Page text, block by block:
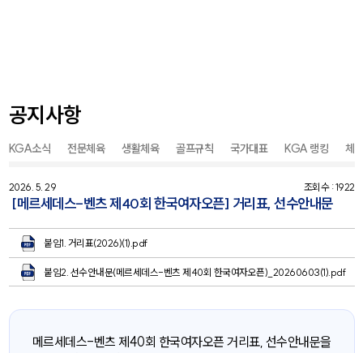
공지사항
KGA소식 전문체육 생활체육 골프규칙 국가대표 KGA 랭킹 체
2026. 5. 29 조회수 : 1922
[메르세데스-벤츠 제40회 한국여자오픈] 거리표, 선수안내문
붙임1. 거리표(2026)(1).pdf
붙임2. 선수안내문(메르세데스-벤츠 제40회 한국여자오픈)_20260603(1).pdf
메르세데스-벤츠 제40회 한국여자오픈 거리표, 선수안내문을